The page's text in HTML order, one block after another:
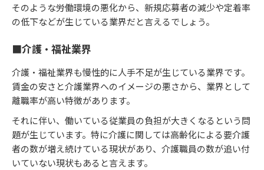
そのような労働環境の悪化から、新規応募者の減少や定着率
の低下などが生じている業界だと言えるでしょう。
■介護・福祉業界
介護・福祉業界も慢性的に人手不足が生じている業界です。
賃金の安さと介護業界へのイメージの悪さから、業界として
離職率が高い特徴があります。
それに伴い、働いている従業員の負担が大きくなるという問
題が生じています。特に介護に関しては高齢化による要介護
者の数が増え続けている現状があり、介護職員の数が追い付
いていない現状もあると言えます。